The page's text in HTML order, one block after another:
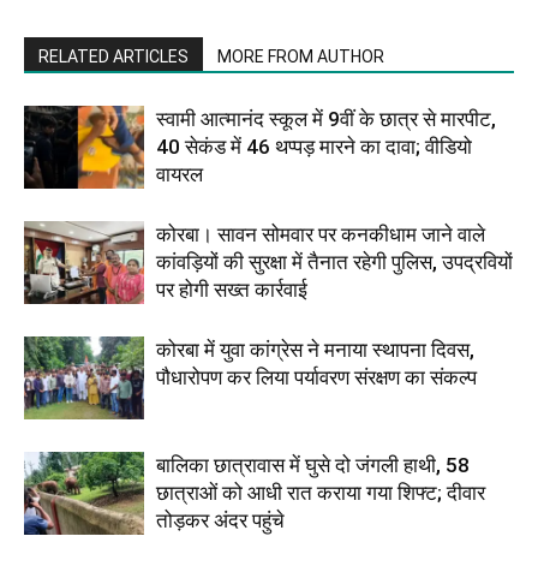
RELATED ARTICLES MORE FROM AUTHOR
स्वामी आत्मानंद स्कूल में 9वीं के छात्र से मारपीट,
40 सेकंड में 46 थप्पड़ मारने का दावा; वीडियो
वायरल
कोरबा। सावन सोमवार पर कनकीधाम जाने वाले
कांवड़ियों की सुरक्षा में तैनात रहेगी पुलिस, उपद्रवियों
पर होगी सख्त कार्रवाई
कोरबा में युवा कांग्रेस ने मनाया स्थापना दिवस,
पौधारोपण कर लिया पर्यावरण संरक्षण का संकल्प
बालिका छात्रावास में घुसे दो जंगली हाथी, 58
छात्राओं को आधी रात कराया गया शिफ्ट; दीवार
तोड़कर अंदर पहुंचे